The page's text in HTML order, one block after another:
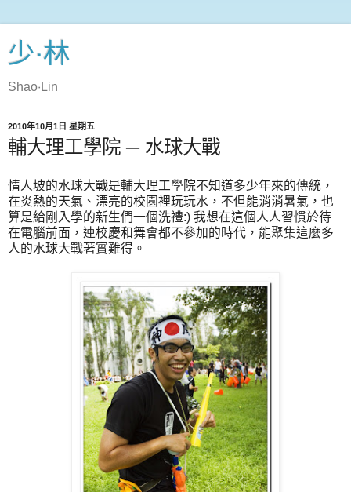
少‧林
Shao‧Lin
2010年10月1日 星期五
輔大理工學院 ─ 水球大戰
情人坡的水球大戰是輔大理工學院不知道多少年來的傳統，
在炎熱的天氣、漂亮的校園裡玩玩水，不但能消消暑氣，也
算是給剛入學的新生們一個洗禮:) 我想在這個人人習慣於待
在電腦前面，連校慶和舞會都不參加的時代，能聚集這麼多
人的水球大戰著實難得。